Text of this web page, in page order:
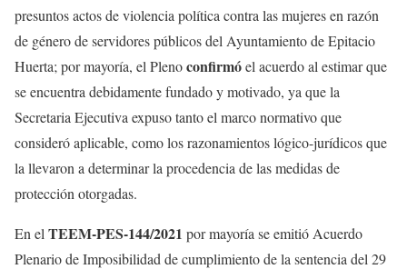
presuntos actos de violencia política contra las mujeres en razón
de género de servidores públicos del Ayuntamiento de Epitacio
Huerta; por mayoría, el Plenoconfirmóel acuerdo al estimar que
se encuentra debidamente fundado y motivado, ya que la
Secretaria Ejecutiva expuso tanto el marco normativo que
consideró aplicable, como los razonamientos lógico-jurídicos que
la llevaron a determinar la procedencia de las medidas de
protección otorgadas.
En el TEEM-PES-144/2021 por mayoría se emitió Acuerdo
Plenario de Imposibilidad de cumplimiento de la sentencia del 29